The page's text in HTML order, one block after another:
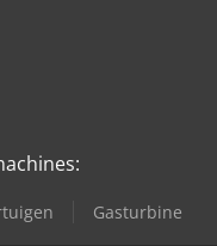
Gasturbine